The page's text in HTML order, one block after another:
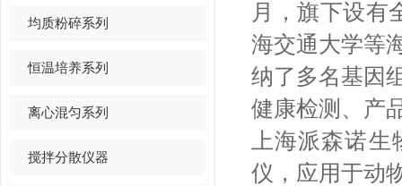
均质粉碎系列
恒温培养系列
离心混匀系列
搅拌分散仪器
月，旗下设有
海交通大学等
纳了多名基因
健康检测、产
上海派森诺
仪，应用于动